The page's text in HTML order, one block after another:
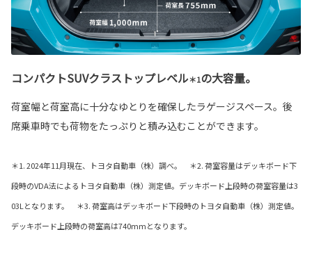
コンパクトSUVクラストップレベル＊1の大容量。
荷室幅と荷室高に十分なゆとりを確保したラゲージスペース。後
席乗車時でも荷物をたっぷりと積み込むことができます。
＊1. 2024年11月現在、トヨタ自動車（株）調べ。 ＊2. 荷室容量はデッキボード下
段時のVDA法によるトヨタ自動車（株）測定値。デッキボード上段時の荷室容量は3
03Lとなります。 ＊3. 荷室高はデッキボード下段時のトヨタ自動車（株）測定値。
デッキボード上段時の荷室高は740mmとなります。